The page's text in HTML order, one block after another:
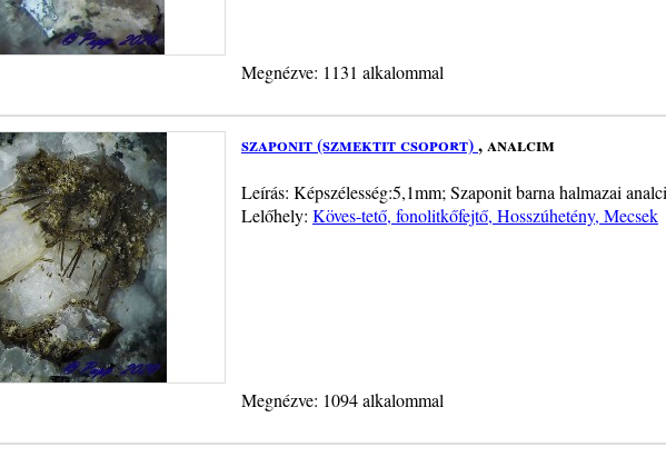
Megnézve: 1131 alkalommal
szaponit (szmektit csoport), analcim
Leírás: Képszélesség:5,1mm; Szaponit barna halmazai
Lelőhely: Köves-tető, fonolitkőfejtő, Hosszúhetény, Mecsek
Megnézve: 1094 alkalommal